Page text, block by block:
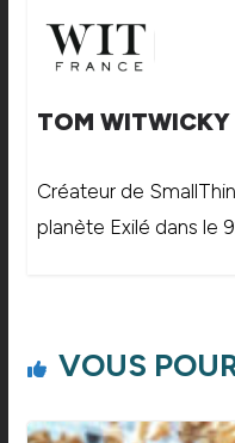
TOM WITWICKY
Créateur de
planète Exilé dans le
VOUS